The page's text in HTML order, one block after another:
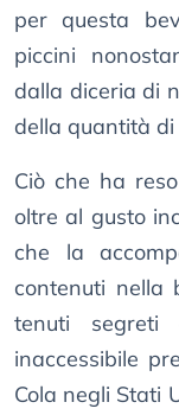
per questa
piccini
dalla diceria di
della quantità di
Ciò che ha
oltre al gusto
che la
contenuti nella
tenuti segreti
inaccessibile
Cola negli Stati